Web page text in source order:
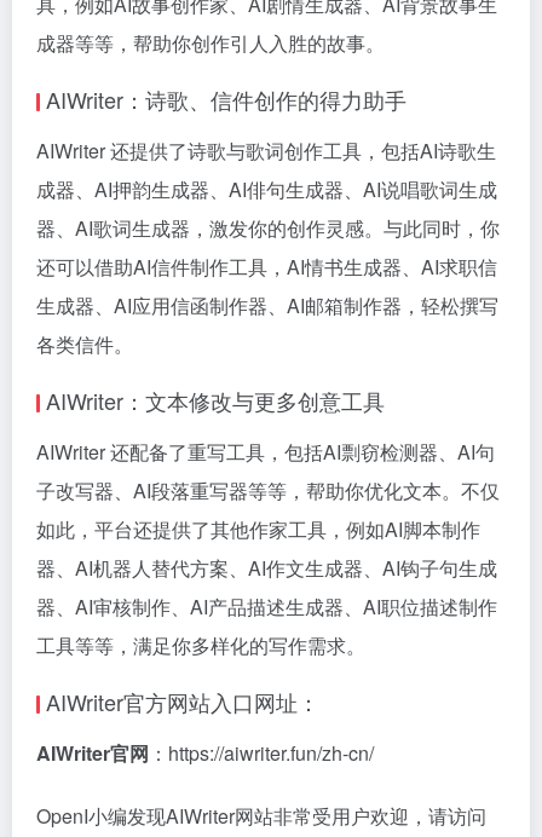
成器等等，帮助你创作引人入胜的故事。
AIWriter：诗歌、信件创作的得力助手
AIWriter 还提供了诗歌与歌词创作工具，包括AI诗歌生
成器、AI押韵生成器、AI俳句生成器、AI说唱歌词生成
器、AI歌词生成器，激发你的创作灵感。与此同时，你
还可以借助AI信件制作工具，AI情书生成器、AI求职信
生成器、AI应用信函制作器、AI邮箱制作器，轻松撰写
各类信件。
AIWriter：文本修改与更多创意工具
AIWriter 还配备了重写工具，包括AI剽窃检测器、AI句
子改写器、AI段落重写器等等，帮助你优化文本。不仅
如此，平台还提供了其他作家工具，例如AI脚本制作
器、AI机器人替代方案、AI作文生成器、AI钩子句生成
器、AI审核制作、AI产品描述生成器、AI职位描述制作
工具等等，满足你多样化的写作需求。
AIWriter官方网站入口网址：
AIWriter官网 ：https://aiwriter.fun/zh-cn/
OpenI小编发现AIWriter网站非常受用户欢迎，请访问